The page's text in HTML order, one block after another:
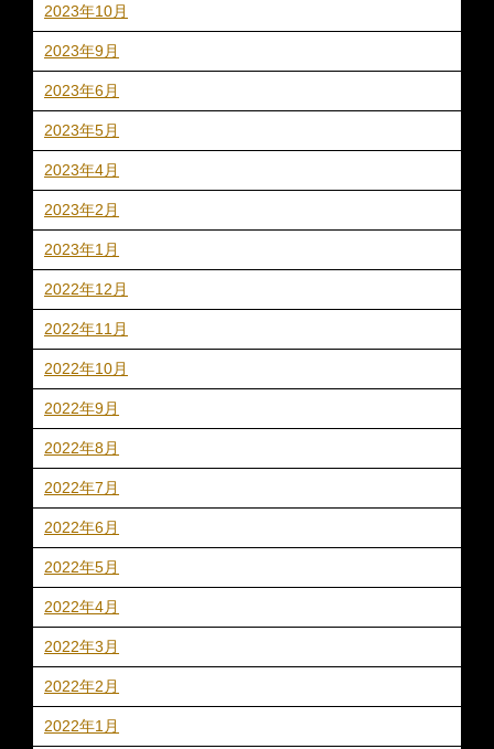
2023年10月
2023年9月
2023年6月
2023年5月
2023年4月
2023年2月
2023年1月
2022年12月
2022年11月
2022年10月
2022年9月
2022年8月
2022年7月
2022年6月
2022年5月
2022年4月
2022年3月
2022年2月
2022年1月